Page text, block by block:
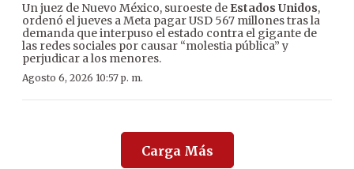
Un juez de Nuevo México, suroeste de Estados Unidos,
ordenó el jueves a Meta pagar USD 567 millones tras la
demanda que interpuso el estado contra el gigante de
las redes sociales por causar “molestia pública” y
perjudicar a los menores.
Agosto 6, 2026 10:57 p. m.
Carga Más